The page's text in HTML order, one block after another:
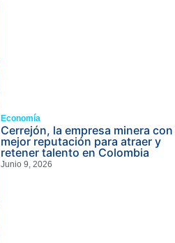
Economía
Cerrejón, la empresa minera con
mejor reputación para atraer y
retener talento en Colombia
Junio 9, 2026